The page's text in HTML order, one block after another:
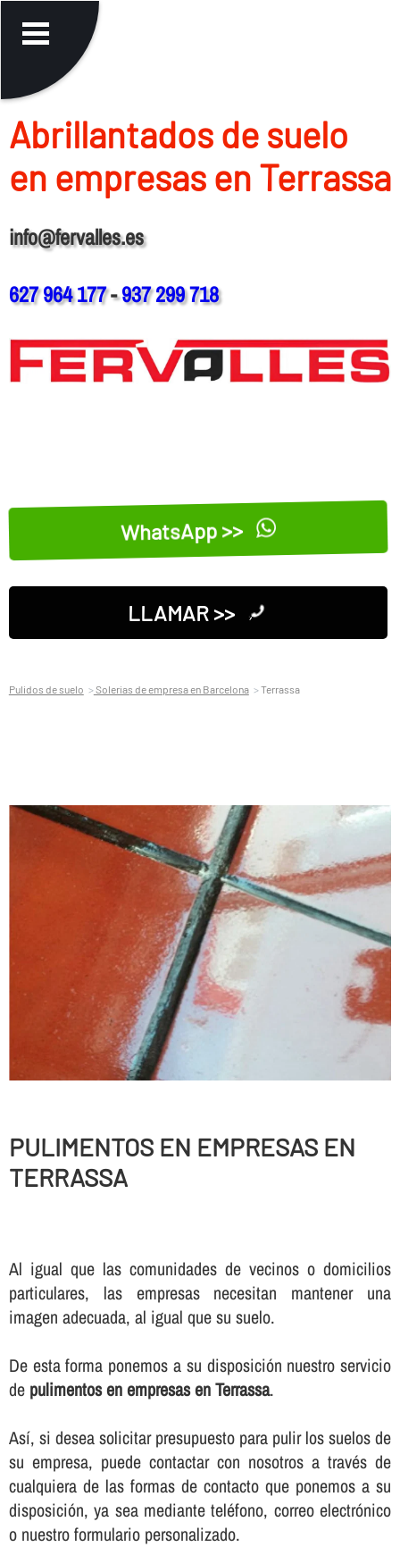
Abrillantados de suelo
en empresas en Terrassa
info@fervalles.es
627 964 177-937 299 718
WhatsApp >>
LLAMAR >>
Pulidos de suelo Solerias de empresa en Barcelona Terrassa
PULIMENTOS EN EMPRESAS EN
TERRASSA
Al igual que las comunidades de vecinos o domicilios
particulares, las empresas necesitan mantener una
imagen adecuada, al igual que su suelo.
De esta forma ponemos a su disposición nuestro servicio
de pulimentos en empresas en Terrassa.
Así­, si desea solicitar presupuesto para pulir los suelos de
su empresa, puede contactar con nosotros a través de
cualquiera de las formas de contacto que ponemos a su
disposición, ya sea mediante teléfono, correo electrónico
o nuestro formulario personalizado.